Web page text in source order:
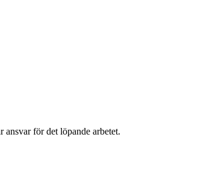
för det löpande arbetet.